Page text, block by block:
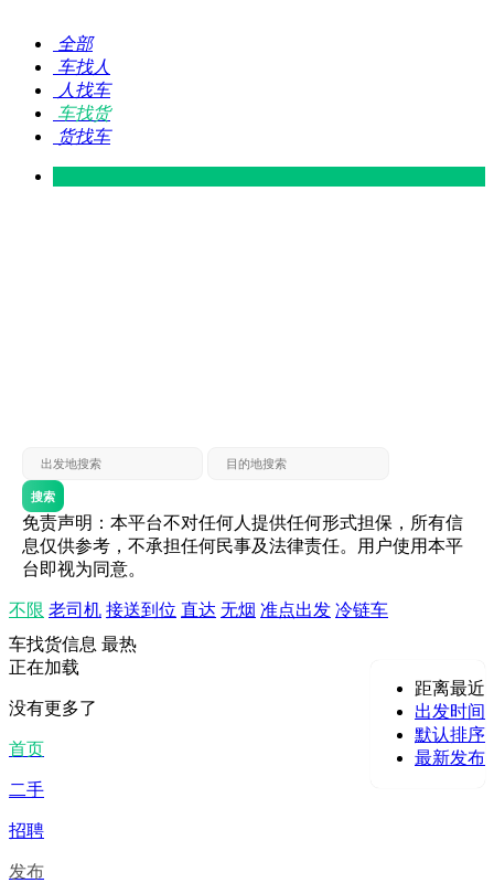
全部
车找人
人找车
车找货
货找车
搜索
免责声明：本平台不对任何人提供任何形式担保，所有信
息仅供参考，不承担任何民事及法律责任。用户使用本平
台即视为同意。
不限 老司机 接送到位 直达 无烟 准点出发 冷链车
车找货信息 最热
距离最近
出发时间
默认排序
最新发布
正在加载
没有更多了
首页
二手
招聘
发布